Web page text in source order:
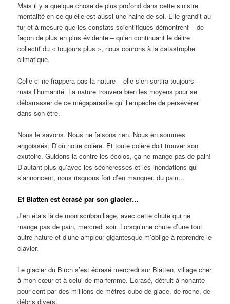
Mais il y a quelque chose de plus profond dans cette sinistre
mentalité en ce qu’elle est aussi une haine de soi. Elle grandit au
fur et à mesure que les constats scientifiques démontrent – de
façon de plus en plus évidente – qu’en continuant le délire
collectif du « toujours plus », nous courons à la catastrophe
climatique.
Celle-ci ne frappera pas la nature – elle s’en sortira toujours –
mais l’humanité. La nature trouvera bien les moyens pour se
débarrasser de ce mégaparasite qui l’empêche de persévérer
dans son être.
Nous le savons. Nous ne faisons rien. Nous en sommes
angoissés. D’où notre colère. Et toute colère doit trouver son
exutoire. Guidons-la contre les écolos, ça ne mange pas de pain!
D’autant plus qu’avec les sécheresses et les inondations qui
s’annoncent, nous risquons fort d’en manquer, du pain…
Et Blatten est écrasé par son glacier…
J’en étais là de mon scribouillage, avec cette chute qui ne
mange pas de pain, mercredi soir. Lorsqu’une chute d’une tout
autre nature et d’une ampleur gigantesque m’oblige à reprendre le
clavier.
Le glacier du Birch s’est écrasé mercredi sur Blatten, village cher
à mon cœur et à celui de ma femme. Ecrasé, détruit à nonante
pour cent par des millions de mètres cube de glace, de roche, de
débris divers.